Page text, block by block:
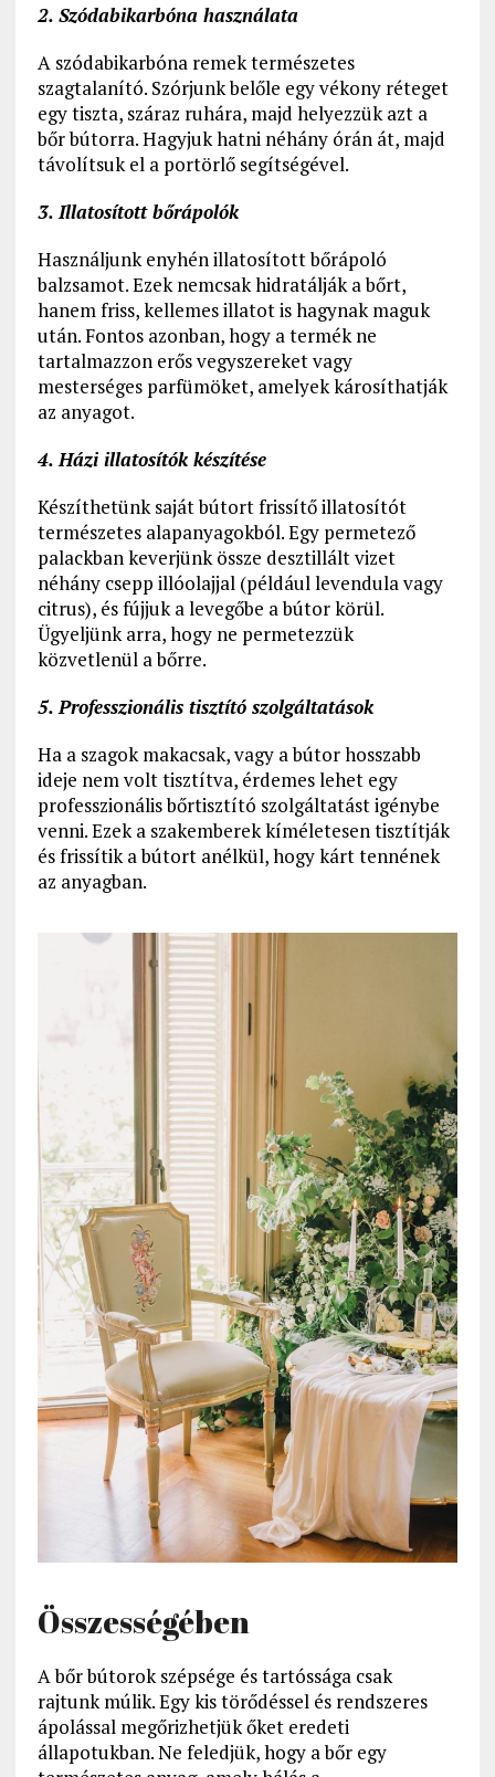
2. Szódabikarbóna használata
A szódabikarbóna remek természetes
szagtalanító. Szórjunk belőle egy vékony réteget
egy tiszta, száraz ruhára, majd helyezzük azt a
bőr bútorra. Hagyjuk hatni néhány órán át, majd
távolítsuk el a portörlő segítségével.
3. Illatosított bőrápolók
Használjunk enyhén illatosított bőrápoló
balzsamot. Ezek nemcsak hidratálják a bőrt,
hanem friss, kellemes illatot is hagynak maguk
után. Fontos azonban, hogy a termék ne
tartalmazzon erős vegyszereket vagy
mesterséges parfümöket, amelyek károsíthatják
az anyagot.
4. Házi illatosítók készítése
Készíthetünk saját bútort frissítő illatosítót
természetes alapanyagokból. Egy permetező
palackban keverjünk össze desztillált vizet
néhány csepp illóolajjal (például levendula vagy
citrus), és fújjuk a levegőbe a bútor körül.
Ügyeljünk arra, hogy ne permetezzük
közvetlenül a bőrre.
5. Professzionális tisztító szolgáltatások
Ha a szagok makacsak, vagy a bútor hosszabb
ideje nem volt tisztítva, érdemes lehet egy
professzionális bőrtisztító szolgáltatást igénybe
venni. Ezek a szakemberek kíméletesen tisztítják
és frissítik a bútort anélkül, hogy kárt tennének
az anyagban.
Összességében
A bőr bútorok szépsége és tartóssága csak
rajtunk múlik. Egy kis törődéssel és rendszeres
ápolással megőrizhetjük őket eredeti
állapotukban. Ne feledjük, hogy a bőr egy